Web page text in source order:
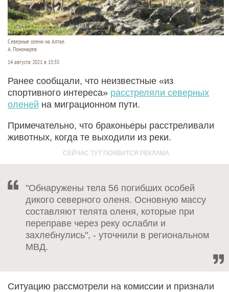
Северные олени на Алтае.
А. Пономарев
14 августа 2021 в 15:55
Ранее сообщали, что неизвестные «из
спортивного интереса» расстреляли северных
оленей на миграционном пути.
Примечательно, что браконьеры расстреливали
животных, когда те выходили из реки.
"Обнаружены тела 56 погибших особей
дикого северного оленя. Основную массу
составляют телята оленя, которые при
переправе через реку ослабли и
захлебнулись", - уточнили в региональном
МВД.
Ситуацию рассмотрели на комиссии и признали